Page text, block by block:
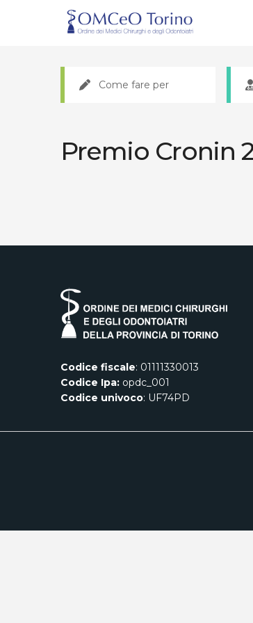
Come fare per
Premio Cronin
Codice fiscale: 01111330013
Codice Ipa: opdc_001
Codice univoco: UF74PD